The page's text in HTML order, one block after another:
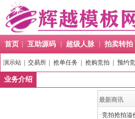
首页 互助源码 超级人脉 拍卖转拍
演示站 交易所 抢单任务 抢购竞拍 预约
业务介绍
最新商讯
·竞拍抢拍溢